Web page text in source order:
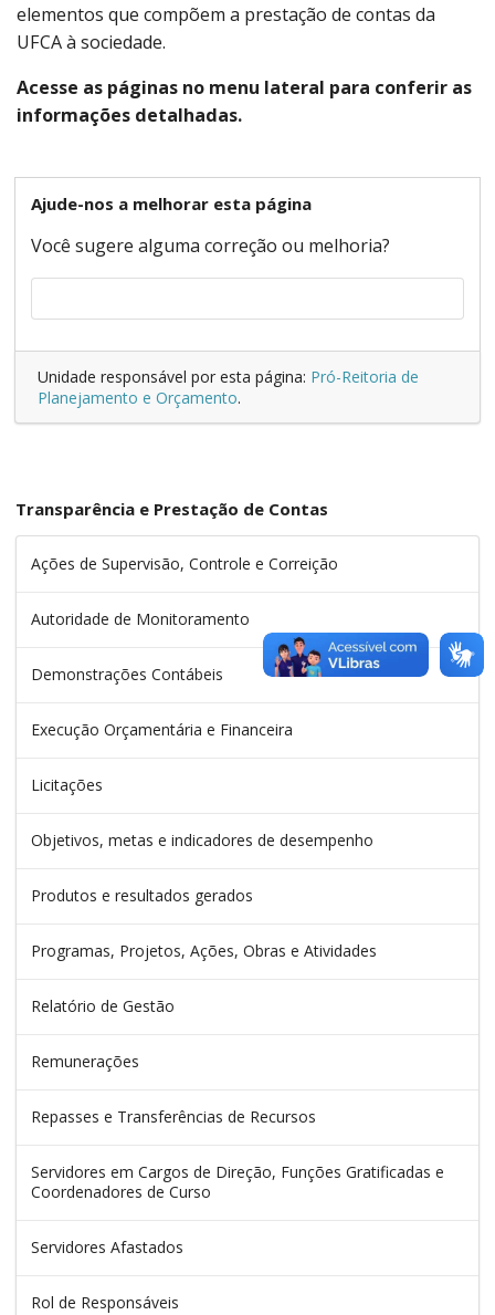
elementos que compõem a prestação de contas da
UFCA à sociedade.
Acesse as páginas no menu lateral para conferir as
informações detalhadas.
Ajude-nos a melhorar esta página
Você sugere alguma correção ou melhoria?
Unidade responsável por esta página: Pró-Reitoria de
Planejamento e Orçamento.
Transparência e Prestação de Contas
Ações de Supervisão, Controle e Correição
Autoridade de Monitoramento
Demonstrações Contábeis
Execução Orçamentária e Financeira
Licitações
Objetivos, metas e indicadores de desempenho
Produtos e resultados gerados
Programas, Projetos, Ações, Obras e Atividades
Relatório de Gestão
Remunerações
Repasses e Transferências de Recursos
Servidores em Cargos de Direção, Funções Gratificadas e
Coordenadores de Curso
Servidores Afastados
Rol de Responsáveis